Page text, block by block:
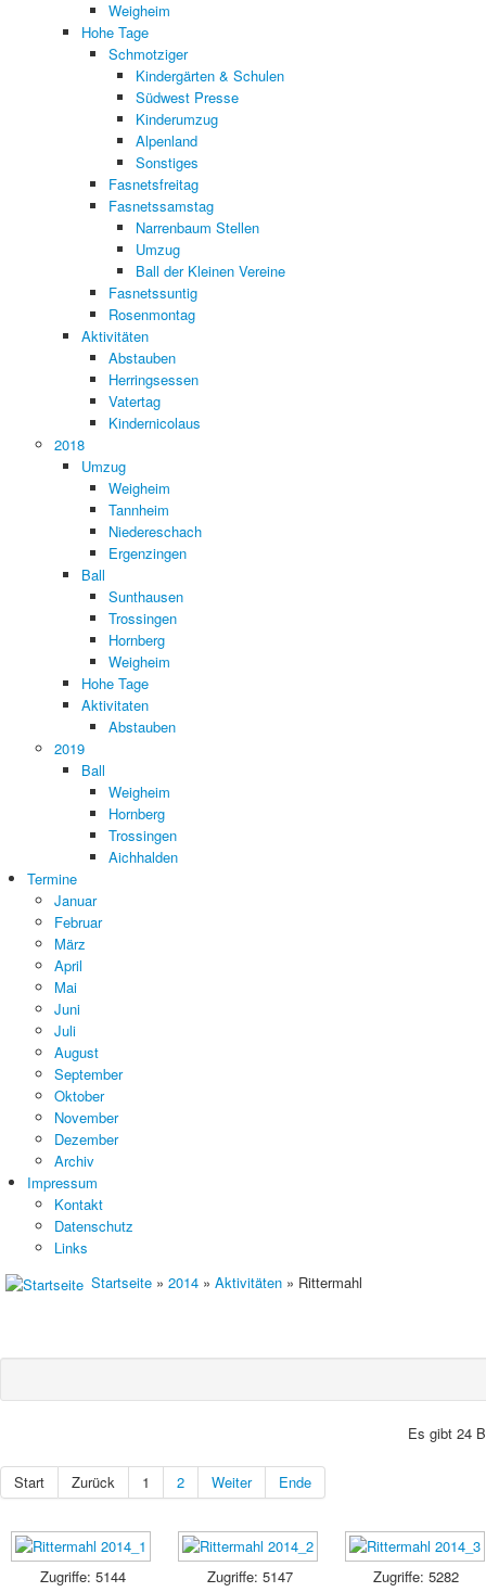
Weigheim
Hohe Tage
Schmotziger
Kindergärten & Schulen
Südwest Presse
Kinderumzug
Alpenland
Sonstiges
Fasnetsfreitag
Fasnetssamstag
Narrenbaum Stellen
Umzug
Ball der Kleinen Vereine
Fasnetssuntig
Rosenmontag
Aktivitäten
Abstauben
Herringsessen
Vatertag
Kindernicolaus
2018
Umzug
Weigheim
Tannheim
Niedereschach
Ergenzingen
Ball
Sunthausen
Trossingen
Hornberg
Weigheim
Hohe Tage
Aktivitaten
Abstauben
2019
Ball
Weigheim
Hornberg
Trossingen
Aichhalden
Termine
Januar
Februar
März
April
Mai
Juni
Juli
August
September
Oktober
November
Dezember
Archiv
Impressum
Kontakt
Datenschutz
Links
Startseite » 2014 » Aktivitäten » Rittermahl
Es gibt 24
Start Zurück 1 2 Weiter Ende
Zugriffe: 5144 Zugriffe: 5147 Zugriffe: 5282